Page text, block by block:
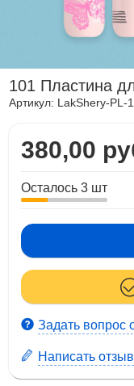
101 Пластина
Артикул: LakShery-PL-
380,00
Осталось 3 шт
Задать вопрос
Написать отзыв